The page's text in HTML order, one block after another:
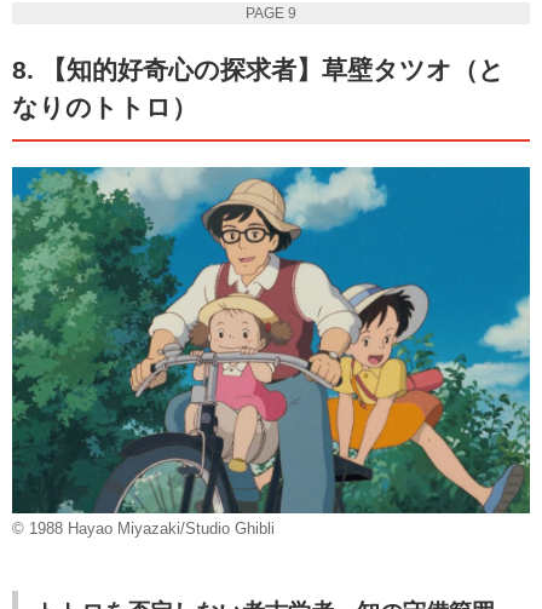
PAGE 9
8. 【知的好奇心の探求者】草壁タツオ（と
なりのトトロ）
© 1988 Hayao Miyazaki/Studio Ghibli